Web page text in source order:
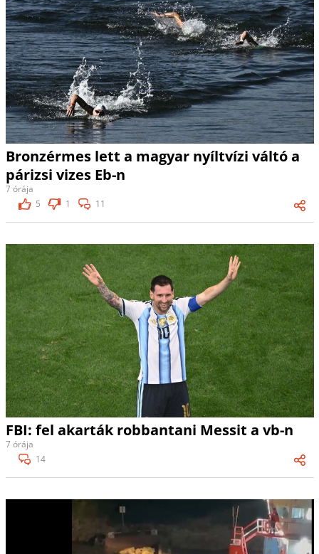
Bronzérmes lett a magyar nyíltvízi váltó a
párizsi vizes Eb-n
7 órája
5
1 11
FBI: fel akarták robbantani Messit a vb-n
7 órája
14